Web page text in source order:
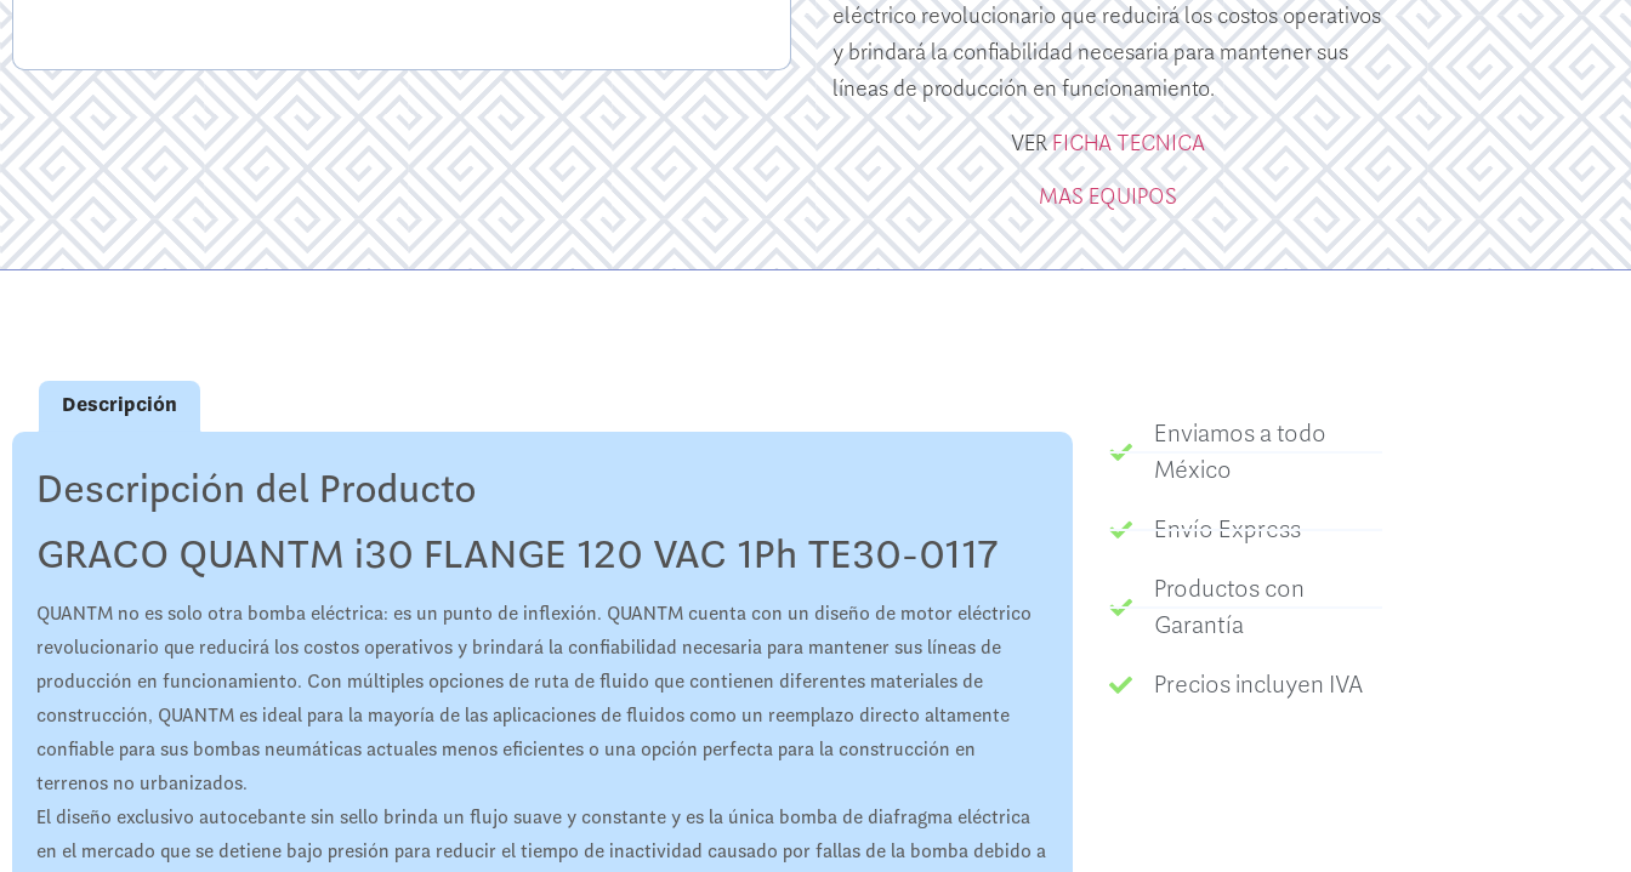
eléctrico revolucionario que reducirá los costos operativos
y brindará la confiabilidad necesaria para mantener sus
líneas de producción en funcionamiento.
VERFICHA TECNICA
MAS EQUIPOS
Descripción
Descripción del Producto
GRACO QUANTM i30 FLANGE 120 VAC 1Ph TE30-0117
QUANTM no es solo otra bomba eléctrica: es un punto de inflexión. QUANTM cuenta con un diseño de motor eléctrico
revolucionario que reducirá los costos operativos y brindará la confiabilidad necesaria para mantener sus líneas de
producción en funcionamiento. Con múltiples opciones de ruta de fluido que contienen diferentes materiales de
construcción, QUANTM es ideal para la mayoría de las aplicaciones de fluidos como un reemplazo directo altamente
confiable para sus bombas neumáticas actuales menos eficientes o una opción perfecta para la construcción en
terrenos no urbanizados.
El diseño exclusivo autocebante sin sello brinda un flujo suave y constante y es la única bomba de diafragma eléctrica
en el mercado que se detiene bajo presión para reducir el tiempo de inactividad causado por fallas de la bomba debido a
Enviamos a todo
México
Envío Express
Productos con
Garantía
Precios incluyen IVA